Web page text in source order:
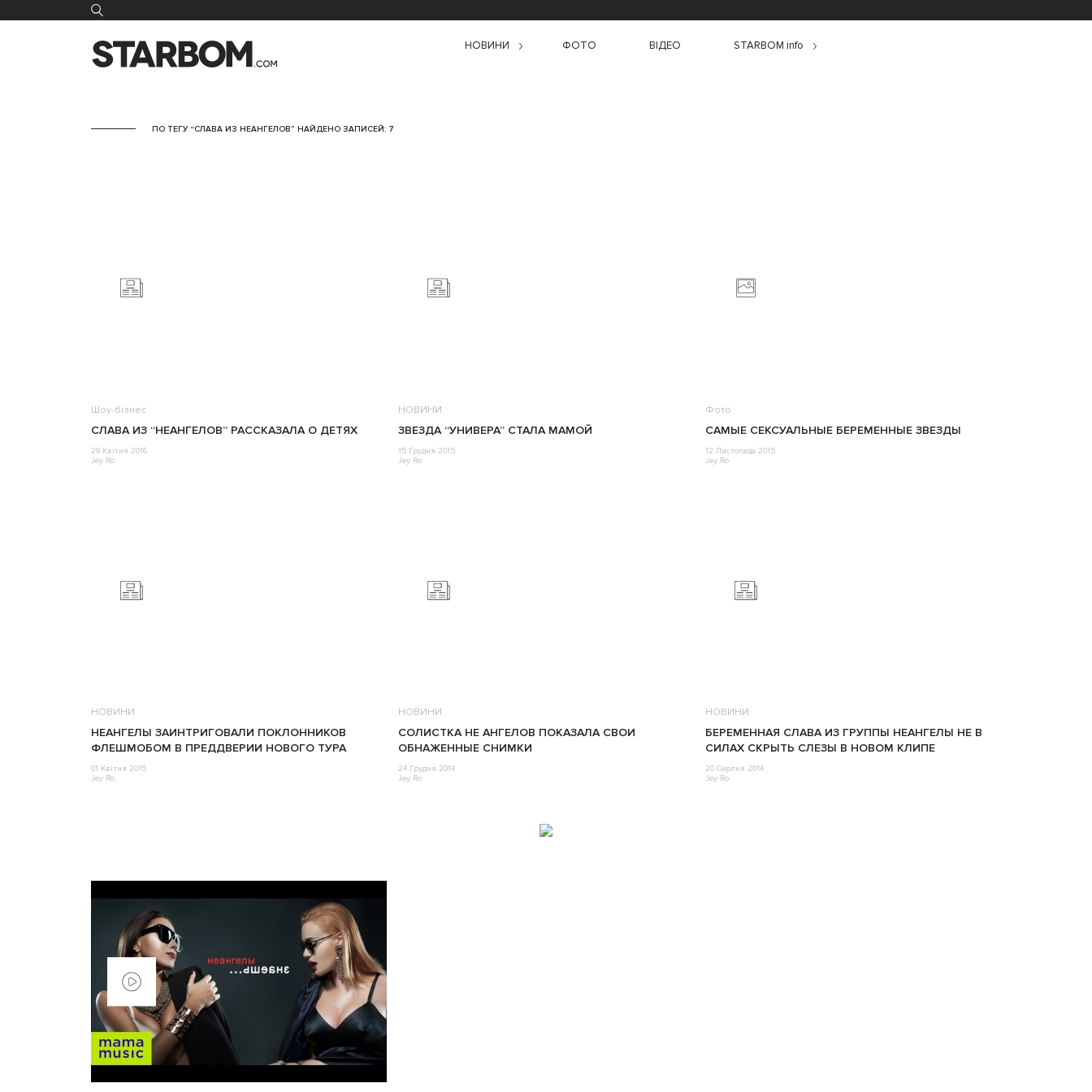
НОВИНИ ФОТО ВІДЕО STARBOM info
ПО ТЕГУ “СЛАВА ИЗ НЕАНГЕЛОВ” НАЙДЕНО ЗАПИСЕЙ: 7
Шоу-бізнес
СЛАВА ИЗ “НЕАНГЕЛОВ” РАССКАЗАЛА О ДЕТЯХ
29 Квітня 2016
Jey Ro
НОВИНИ
ЗВЕЗДА “УНИВЕРА” СТАЛА МАМОЙ
15 Грудня 2015
Jey Ro
Фото
САМЫЕ СЕКСУАЛЬНЫЕ БЕРЕМЕННЫЕ ЗВЕЗДЫ
12 Листопада 2015
Jey Ro
НОВИНИ
НЕАНГЕЛЫ ЗАИНТРИГОВАЛИ ПОКЛОННИКОВ
ФЛЕШМОБОМ В ПРЕДДВЕРИИ НОВОГО ТУРА
01 Квітня 2015
Jey Ro
НОВИНИ
CОЛИСТКА НЕ АНГЕЛОВ ПОКАЗАЛА СВОИ
ОБНАЖЕННЫЕ СНИМКИ
24 Грудня 2014
Jey Ro
НОВИНИ
БЕРЕМЕННАЯ СЛАВА ИЗ ГРУППЫ НЕАНГЕЛЫ НЕ В
СИЛАХ СКРЫТЬ СЛЕЗЫ В НОВОМ КЛИПЕ
20 Серпня 2014
Jey Ro